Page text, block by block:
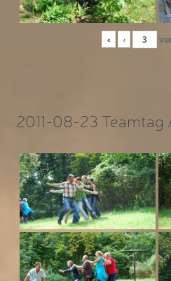
« ‹
2011-08-23 Teamtag